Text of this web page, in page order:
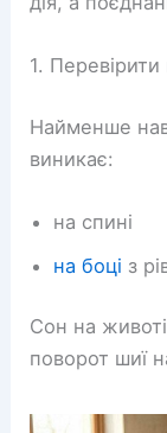
1.
Найменше
виникає:
на спині
на боці з
Сон на
поворот шиї